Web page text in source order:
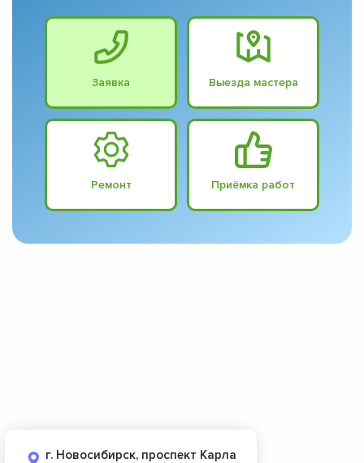
Заявка Выезда мастера
Ремонт Приёмка работ
г. Новосибирск, проспект Карла